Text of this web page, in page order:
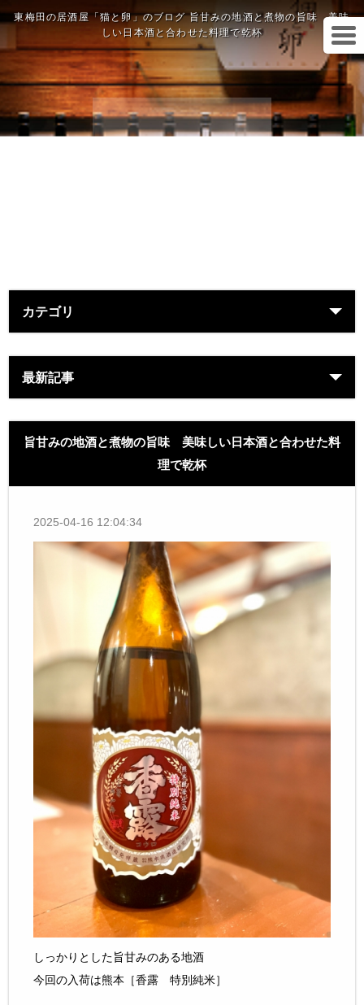
東梅田の居酒屋「猫と卵」のブログ 旨甘みの地酒と煮物の旨味 美味
しい日本酒と合わせた料理で乾杯
カテゴリ
最新記事
旨甘みの地酒と煮物の旨味 美味しい日本酒と合わせた料
理で乾杯
2025-04-16 12:04:34
しっかりとした旨甘みのある地酒
今回の入荷は熊本［香露 特別純米］